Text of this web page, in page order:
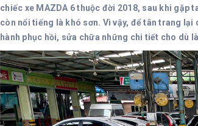
chiếc xe MAZDA 6 thuộc đời 2018, sau khi gặp
còn nổi tiếng là khó sơn. Vì vậy, để tân trang
hành phục hồi, sửa chữa những chi tiết cho dù